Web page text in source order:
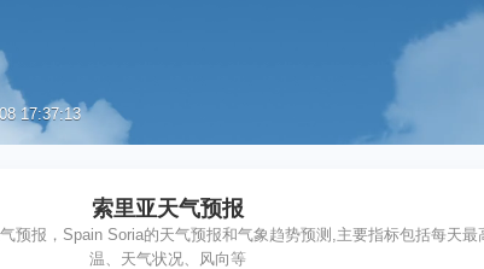
17:37:13
索里亚天气预报
预报，Spain Soria的天气预报和气象趋势预测,主要指标包括每天最
温、天气状况、风向等